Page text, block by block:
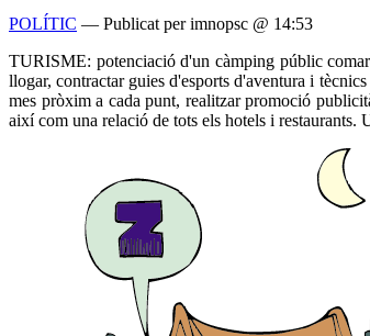
POLÍTIC — Publicat per imnopsc @ 14:53
TURISME: potenciació d'un càmping públic
llogar, contractar guies d'esports d'aventura i
mes pròxim a cada punt, realitzar promoció
així com una relació de tots els hotels i